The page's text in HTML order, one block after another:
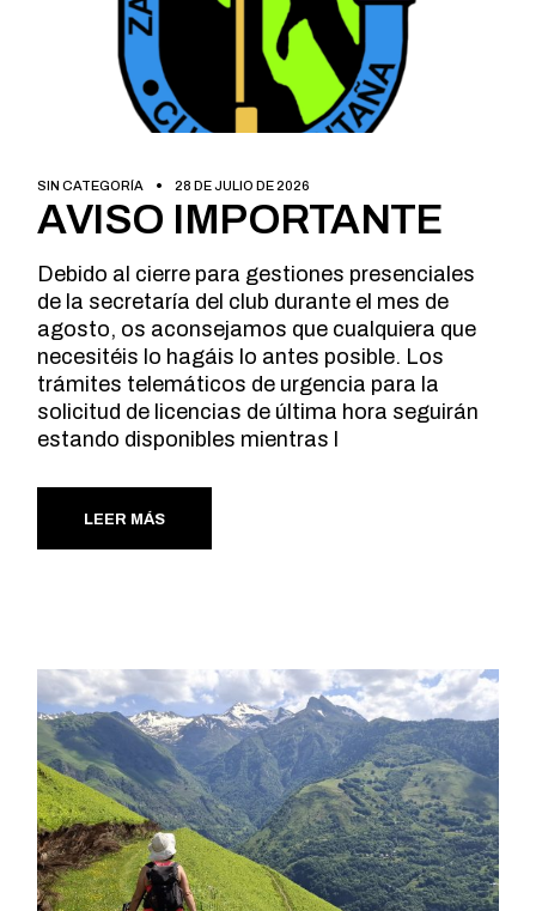
SIN CATEGORÍA 28 DE JULIO DE 2026
AVISO IMPORTANTE
Debido al cierre para gestiones presenciales
de la secretaría del club durante el mes de
agosto, os aconsejamos que cualquiera que
necesitéis lo hagáis lo antes posible. Los
trámites telemáticos de urgencia para la
solicitud de licencias de última hora seguirán
estando disponibles mientras l
LEER MÁS